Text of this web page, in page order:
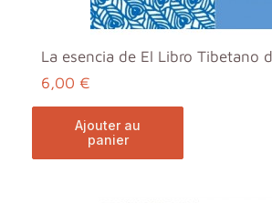
6,00 €
ajouter au
panier